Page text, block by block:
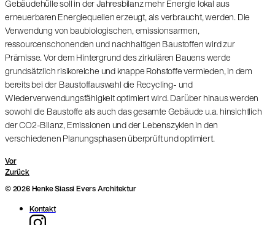
Gebäudehülle soll in der Jahresbilanz mehr Energie lokal aus
erneuerbaren Energiequellen erzeugt, als verbraucht, werden. Die
Verwendung von baubiologischen, emissionsarmen,
ressourcenschonenden und nachhaltigen Baustoffen wird zur
Prämisse. Vor dem Hintergrund des zirkulären Bauens werde
grundsätzlich risikoreiche und knappe Rohstoffe vermieden, in dem
bereits bei der Baustoffauswahl die Recycling- und
Wiederverwendungsfähigkeit optimiert wird. Darüber hinaus werden
sowohl die Baustoffe als auch das gesamte Gebäude u.a. hinsichtlich
der CO2-Bilanz, Emissionen und der Lebenszyklen in den
verschiedenen Planungsphasen überprüft und optimiert.
Vor
Zurück
© 2026 Henke Siassi Evers Architektur
Kontakt